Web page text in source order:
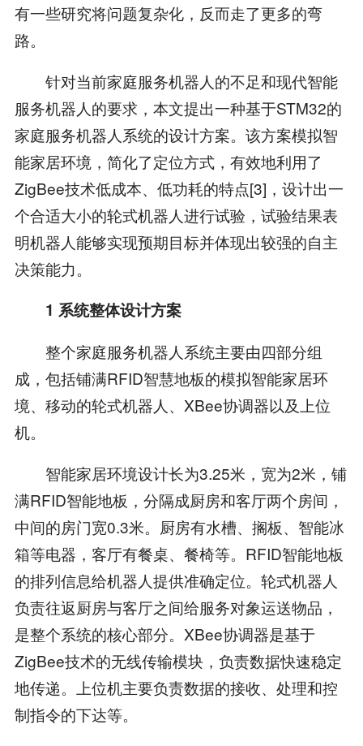
有一些研究将问题复杂化，反而走了更多的弯
路。
针对当前家庭服务机器人的不足和现代智能
服务机器人的要求，本文提出一种基于STM32的
家庭服务机器人系统的设计方案。该方案模拟智
能家居环境，简化了定位方式，有效地利用了
ZigBee技术低成本、低功耗的特点[3]，设计出一
个合适大小的轮式机器人进行试验，试验结果表
明机器人能够实现预期目标并体现出较强的自主
决策能力。
1 系统整体设计方案
整个家庭服务机器人系统主要由四部分组
成，包括铺满RFID智慧地板的模拟智能家居环
境、移动的轮式机器人、XBee协调器以及上位
机。
智能家居环境设计长为3.25米，宽为2米，铺
满RFID智能地板，分隔成厨房和客厅两个房间，
中间的房门宽0.3米。厨房有水槽、搁板、智能冰
箱等电器，客厅有餐桌、餐椅等。RFID智能地板
的排列信息给机器人提供准确定位。轮式机器人
负责往返厨房与客厅之间给服务对象运送物品，
是整个系统的核心部分。XBee协调器是基于
ZigBee技术的无线传输模块，负责数据快速稳定
地传递。上位机主要负责数据的接收、处理和控
制指令的下达等。